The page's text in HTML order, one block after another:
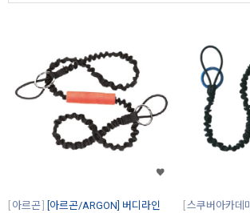
아르곤 [아르곤/ARGON] 버디라인 스쿠버아카데미